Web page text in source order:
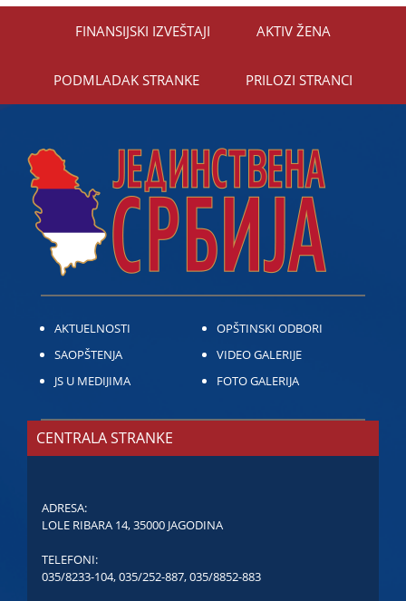
FINANSIЈSKI IZVEŠTAЈI AKTIV ŽENA
PODMLADAK STRANKE PRILOZI STRANCI
AKTUELNOSTI
SAOPŠTENJA
JS U MEDIJIMA
OPŠTINSKI ODBORI
VIDEO GALERIJE
FOTO GALERIJA
CENTRALA STRANKE
ADRESA:
LOLE RIBARA 14, 35000 JAGODINA
TELEFONI:
035/8233-104,035/252-887,035/8852-883